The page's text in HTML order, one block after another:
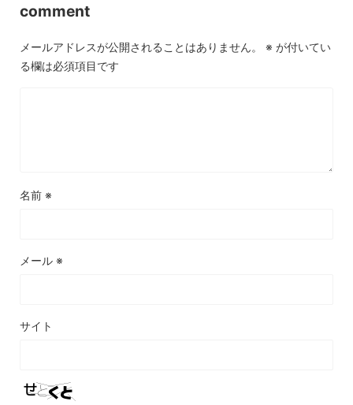
comment
メールアドレスが公開されることはありません。 ※ が付いてい
る欄は必須項目です
名前 ※
メール ※
サイト